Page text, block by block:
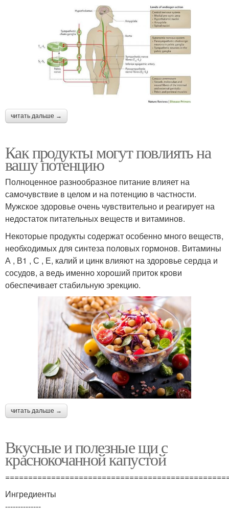
читать дальше →
Как продукты могут повлиять на
вашу потенцию
Полноценное разнообразное питание влияет на
самочувствие в целом и на потенцию в частности.
Мужское здоровье очень чувствительно и реагирует на
недостаток питательных веществ и витаминов.
Некоторые продукты содержат особенно много веществ,
необходимых для синтеза половых гормонов. Витамины
А , В1 , С , Е, калий и цинк влияют на здоровье сердца и
сосудов, а ведь именно хороший приток крови
обеспечивает стабильную эрекцию.
читать дальше →
Вкусные и полезные щи с
краснокочанной капустой
Ингредиенты
--------------